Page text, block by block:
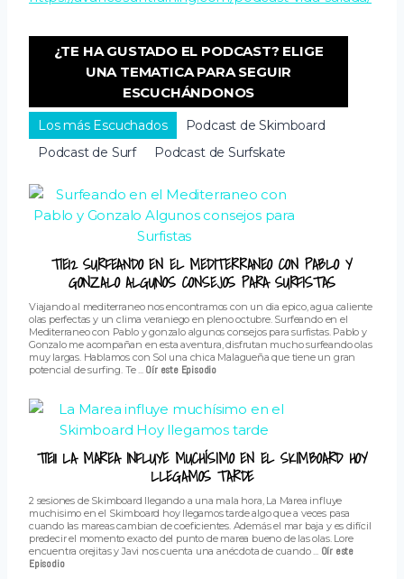
¿TE HA GUSTADO EL PODCAST? ELIGE
UNA TEMATICA PARA SEGUIR
ESCUCHÁNDONOS
Los más Escuchados
Podcast de Skimboard
Podcast de Surf
Podcast de Surfskate
T1E12 SURFEANDO EN EL MEDITERRANEO CON PABLO Y
GONZALO ALGUNOS CONSEJOS PARA SURFISTAS
Viajando al mediterraneo nos encontramos con un dia epico, agua caliente
olas perfectas y un clima veraniego en pleno octubre. Surfeando en el
Mediterraneo con Pablo y gonzalo algunos consejos para surfistas. Pablo y
Gonzalo me acompañan en esta aventura, disfrutan mucho surfeando olas
muy largas. Hablamos con Sol una chica Malagueña que tiene un gran
potencial de surfing. Te ... Oír este Episodio
T1E11 LA MAREA INFLUYE MUCHÍSIMO EN EL SKIMBOARD HOY
LLEGAMOS TARDE
2 sesiones de Skimboard llegando a una mala hora, La Marea influye
muchisimo en el Skimboard hoy llegamos tarde algo que a veces pasa
cuando las mareas cambian de coeficientes. Además el mar baja y es difícil
predecir el momento exacto del punto de marea bueno de las olas. Lore
encuentra orejitas y Javi nos cuenta una anécdota de cuando ... Oír este
Episodio